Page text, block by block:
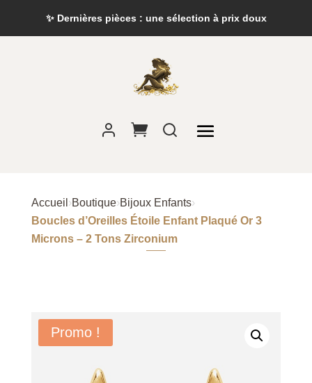
✨ Dernières pièces : une sélection à prix doux
Accueil ›Boutique›Bijoux Enfants›
Boucles d’Oreilles Étoile Enfant Plaqué Or 3
Microns – 2 Tons Zirconium
Promo !